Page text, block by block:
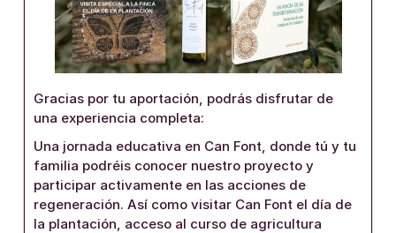
Gracias por tu aportación, podrás disfrutar de
una experiencia completa:
Una jornada educativa en Can Font, donde tú y tu
familia podréis conocer nuestro proyecto y
participar activamente en las acciones de
regeneración. Así como visitar Can Font el día de
la plantación, acceso al curso de agricultura